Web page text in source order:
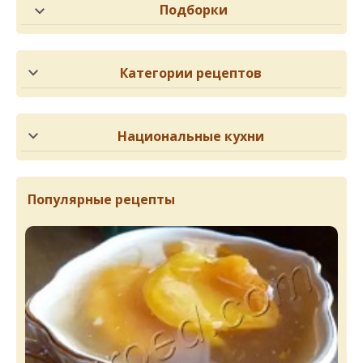
Подборки
Категории рецептов
Национальные кухни
Популярные рецепты